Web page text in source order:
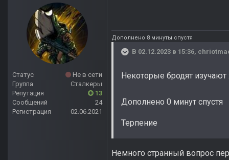
Статус
Не в сети
Группа
Сталкеры
Репутация
13
Сообщений
24
Регистрация
02.06.2021
Дополнено 8 минуты спустя
В 02.12.2023 в 15:36,
Некоторые бродят изучают
Дополнено 0 минут спустя
Терпение
Немного странный вопрос